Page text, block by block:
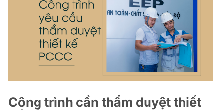
Công trình cần thẩm duyệt thiết